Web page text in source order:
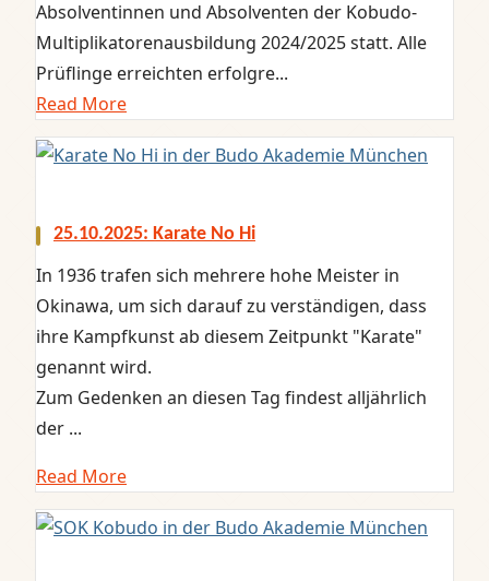
Absolventinnen und Absolventen der Kobudo-
Multiplikatorenausbildung 2024/2025 statt. Alle
Prüflinge erreichten erfolgre...
Read More
25.10.2025: Karate No Hi
In 1936 trafen sich mehrere hohe Meister in
Okinawa, um sich darauf zu verständigen, dass
ihre Kampfkunst ab diesem Zeitpunkt "Karate"
genannt wird.
Zum Gedenken an diesen Tag findest alljährlich
der ...
Read More